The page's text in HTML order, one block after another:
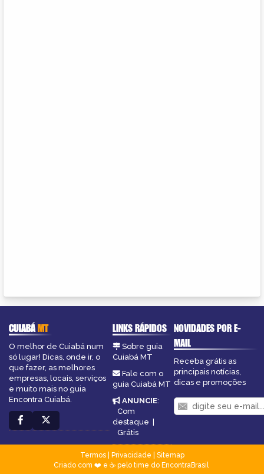
CUIABÁMT
O melhor de Cuiabá num
só lugar! Dicas, onde ir, o
que fazer, as melhores
empresas, locais, serviços
e muito mais no guia
Encontra Cuiabá.
LINKS RÁPIDOS
Sobre guia
Cuiabá MT
Fale com o
guia Cuiabá MT
ANUNCIE:
Com
destaque |
Grátis
NOVIDADES POR E-
MAIL
Receba grátis as
principais notícias,
dicas e promoções
Termos| Privacidade
Sitemap
Criado com ❤️ e ☕ pelo time do EncontraBrasil